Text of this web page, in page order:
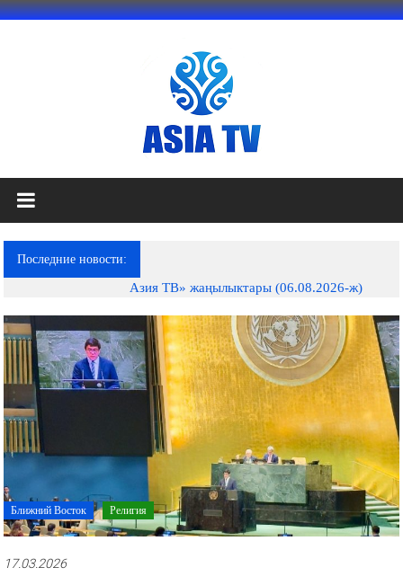
Перейти
АЗИЯ
ТВ
это
телеканал
документальные
фильмы,
музыкальные
произведения,
рекламные
ролики
и
презентации.
Последние новости:
Азия ТВ» жаңылыктары (06.08.2026-ж)
Ближний Восток Религия
17.03.2026